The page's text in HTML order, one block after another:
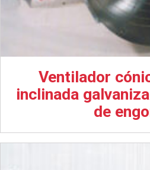
Ventilador
inclinada
de